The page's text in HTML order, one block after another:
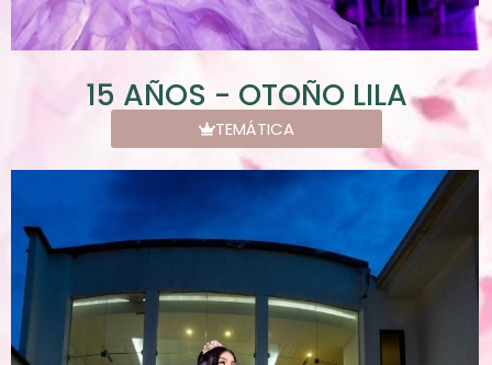
15 AÑOS - OTOÑO LILA
TEMÁTICA